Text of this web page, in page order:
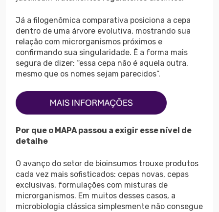
Já a filogenômica comparativa posiciona a cepa
dentro de uma árvore evolutiva, mostrando sua
relação com microrganismos próximos e
confirmando sua singularidade. É a forma mais
segura de dizer: “essa cepa não é aquela outra,
mesmo que os nomes sejam parecidos”.
Por que o MAPA passou a exigir esse nível de
detalhe
O avanço do setor de bioinsumos trouxe produtos
cada vez mais sofisticados: cepas novas, cepas
exclusivas, formulações com misturas de
microrganismos. Em muitos desses casos, a
microbiologia clássica simplesmente não consegue